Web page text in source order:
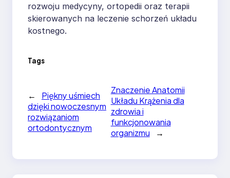
rozwoju medycyny, ortopedii oraz terapii
skierowanych na leczenie schorzeń układu
kostnego.
Tags
←
Piękny uśmiech
dzięki nowoczesnym
rozwiązaniom
ortodontycznym
Znaczenie Anatomii
Układu Krążenia dla
zdrowia i
funkcjonowania
organizmu
→